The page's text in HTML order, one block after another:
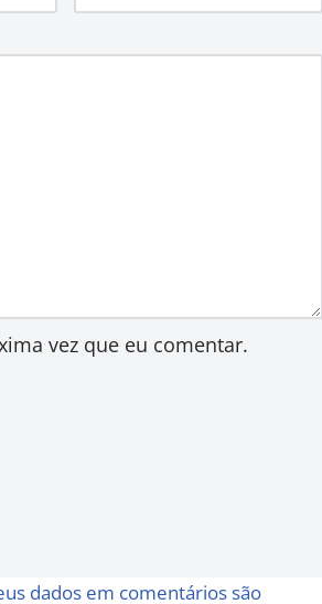
vez que eu comentar.
dados em comentários são